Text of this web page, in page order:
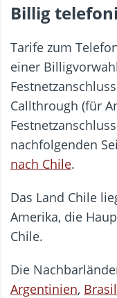
Billig
Tarife zum
einer
Callthrough (für
nachfolgenden
nach Chile.
Das Land Chile
Amerika, die
Chile.
Die
Argentinien,